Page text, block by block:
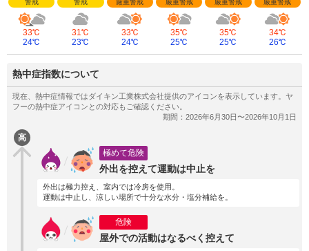
警戒
33℃
24℃
警戒
31℃
23℃
厳重警戒
33℃
24℃
厳重警戒
35℃
25℃
厳重警戒
35℃
25℃
厳重警戒
34℃
26℃
熱中症指数について
高
極めて危険
外出を控えて運動は中止を
外出は極力控え、室内では冷房を使用。
運動は中止し、涼しい場所で十分な水分・塩分補給を。
危険
屋外での活動はなるべく控えて